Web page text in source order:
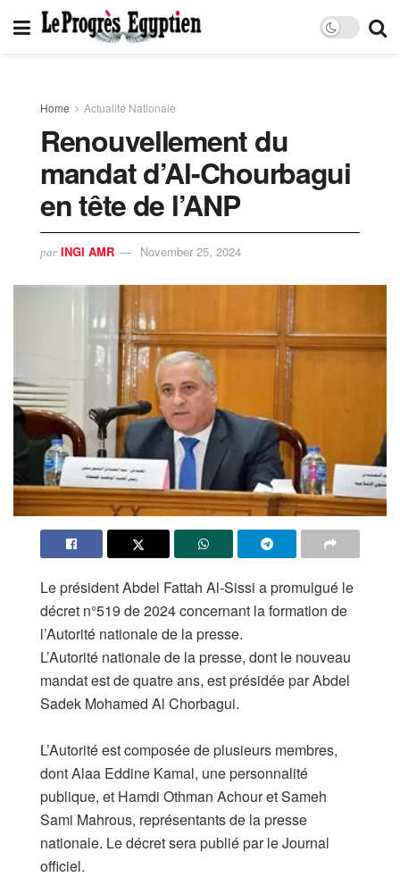
Home Actualité Nationale
Renouvellement du
mandat d’Al-Chourbagui
en tête de l’ANP
par INGI AMR November 25, 2024
Le président Abdel Fattah Al-Sissi a promulgué le
décret n°519 de 2024 concernant la formation de
l’Autorité nationale de la presse.
L’Autorité nationale de la presse, dont le nouveau
mandat est de quatre ans, est présidée par Abdel
Sadek Mohamed Al Chorbagui.
L’Autorité est composée de plusieurs membres,
dont Alaa Eddine Kamal, une personnalité
publique, et Hamdi Othman Achour et Sameh
Sami Mahrous, représentants de la presse
nationale. Le décret sera publié par le Journal
officiel.